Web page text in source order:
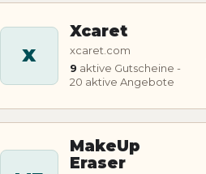
X
Xcaret
xcaret.com
9 aktive Gutscheine -
20 aktive Angebote
MakeUp
Eraser